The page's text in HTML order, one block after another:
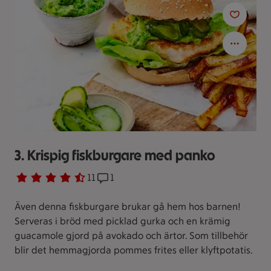
3. Krispig fiskburgare med panko
Betyg 4.5 av 5. 11
11 personer har röstatReceptet har 1 kommentarer
1
Även denna fiskburgare brukar gå hem hos barnen!
Serveras i bröd med picklad gurka och en krämig
guacamole gjord på avokado och ärtor. Som tillbehör
blir det hemmagjorda pommes frites eller klyftpotatis.